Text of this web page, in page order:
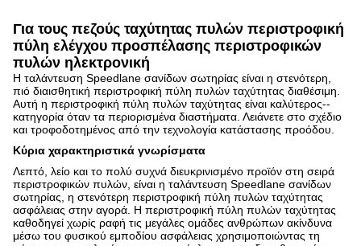
Για τους πεζούς ταχύτητας πυλών περιστροφική
πύλη ελέγχου προσπέλασης περιστροφικών
πυλών ηλεκτρονική
Η ταλάντευση Speedlane σανίδων σωτηρίας είναι η στενότερη,
πιό διαισθητική περιστροφική πύλη πυλών ταχύτητας διαθέσιμη.
Αυτή η περιστροφική πύλη πυλών ταχύτητας είναι καλύτερος--
κατηγορία όταν τα περιορισμένα διαστήματα. Λειάνετε στο σχέδιο
και τροφοδοτημένος από την τεχνολογία κατάστασης προόδου.
Κύρια χαρακτηριστικά γνωρίσματα
Λεπτό, λείο και το πολύ συχνά διευκρινισμένο προϊόν στη σειρά
περιστροφικών πυλών, είναι η ταλάντευση Speedlane σανίδων
σωτηρίας, η στενότερη περιστροφική πύλη πυλών ταχύτητας
ασφάλειας στην αγορά. Η περιστροφική πύλη πυλών ταχύτητας
καθοδηγεί χωρίς ραφή τις μεγάλες ομάδες ανθρώπων ακίνδυνα
μέσω του φυσικού εμποδίου ασφάλειας χρησιμοποιώντας τη